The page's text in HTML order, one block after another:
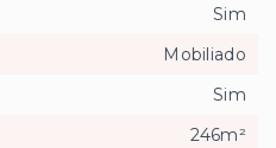
Sim
Mobiliado
Sim
246m²